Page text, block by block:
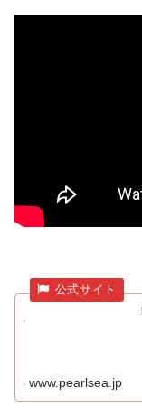
www.pearlsea.jp